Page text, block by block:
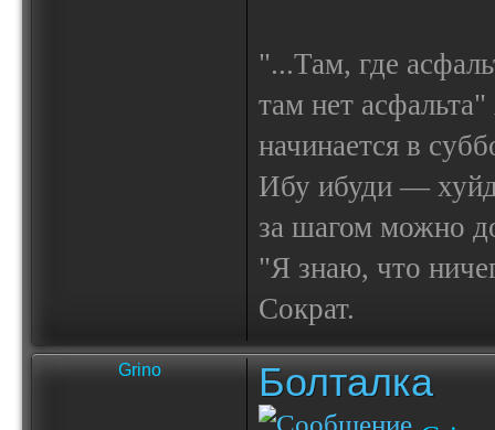
"...Там, где
там нет
начинается в
Ибу ибуди —
за шагом можно
"Я знаю, что
Сократ.
Grino Болталка